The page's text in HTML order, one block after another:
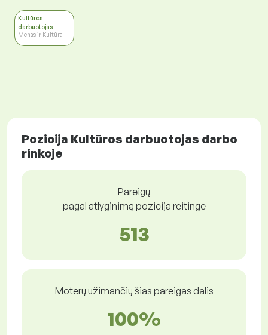
Kultūros
darbuotojas
Menas ir Kultūra
Pozicija Kultūros darbuotojas darbo
rinkoje
Pareigų
pagal atlyginimą pozicija reitinge
513
Moterų užimančių šias pareigas dalis
100%